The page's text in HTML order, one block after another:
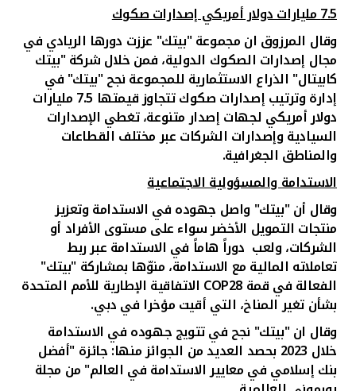
7.5 مليارات دولار أمريكي إصدارات صكوك
وقال المرزوق ان مجموعة "بيتك" عززت دورها الريادي في
مجال إصدارات الصكوك الدولية،فمن خلال شركة "بيتك
كابيتال" الذراع الاستثمارية للمجموعة نجح "بيتك" في
إدارة وترتيب إصدارات صكوك تتجاوز قيمتها 7.5 مليارات
دولار أمريكي لجهات إصدار متنوعة، تغطي الإصدارات
السيادية وإصدارات الشركات عبر مختلف القطاعات
والمناطق الجغرافية.
الاستدامة والمسؤولية الاجتماعية
وقال أن "بيتك" واصل جهوده في الاستدامة وتعزيز
منتجات التمويل الأخضر سواء على مستوى الأفراد أو
الشركات، ولعب دوراً هاماً في الاستدامة عبر ربط
تعاملاته المالية مع الاستدامة، منوّها بمشاركة "بيتك"
الفعالة في قمةCOP28 الاتفاقية الإطارية للأمم المتحدة
بشأن تغير المناخ، التي أقيت مؤخرا في دبي.
وقال ان "بيتك" نجح في تتويج جهوده في الاستدامة
خلال 2023 بحصد العديد من الجوائز منها: جائزة "أفضل
بنك إسلامي في معايير الاستدامة في العالم" من مجلة